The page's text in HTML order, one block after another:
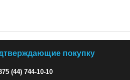
покупку
(44) 744-10-10